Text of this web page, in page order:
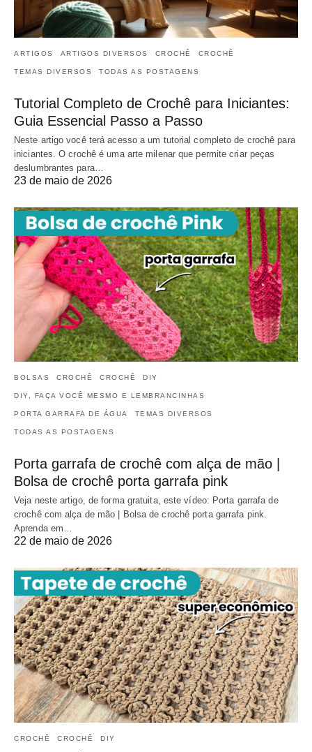
ARTIGOS ARTIGOS DIVERSOS CROCHÊ CROCHÊ
TEMAS DIVERSOS TODAS AS POSTAGENS
Tutorial Completo de Crochê para Iniciantes:
Guia Essencial Passo a Passo
Neste artigo você terá acesso a um tutorial completo de crochê para
iniciantes. O crochê é uma arte milenar que permite criar peças
deslumbrantes para…
23 de maio de 2026
BOLSAS CROCHÊ CROCHÊ DIY
DIY, FAÇA VOCÊ MESMO E LEMBRANCINHAS
PORTA GARRAFA DE ÁGUA TEMAS DIVERSOS
TODAS AS POSTAGENS
Porta garrafa de crochê com alça de mão |
Bolsa de crochê porta garrafa pink
Veja neste artigo, de forma gratuita, este vídeo: Porta garrafa de
crochê com alça de mão | Bolsa de crochê porta garrafa pink.
Aprenda em…
22 de maio de 2026
CROCHÊ CROCHÊ DIY